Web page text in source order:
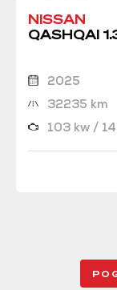
NISSAN
QASHQAI
2025
32235 km
103 kw /